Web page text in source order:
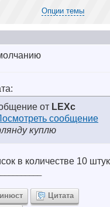
Опции темы
от LEXc
куплю
в количестве 10
Цитата